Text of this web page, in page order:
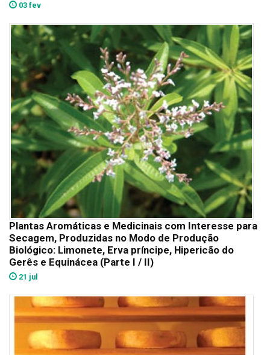
03 fev
Plantas Aromáticas e Medicinais com Interesse para
Secagem, Produzidas no Modo de Produção
Biológico: Limonete, Erva príncipe, Hipericão do
Gerês e Equinácea (Parte I / II)
21 jul